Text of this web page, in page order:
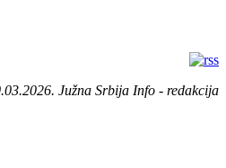
Južna Srbija Info - redakcija